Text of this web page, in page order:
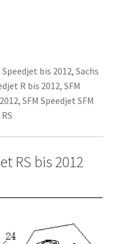
bis 2012, Sachs
R bis 2012, SFM
SFM Speedjet SFM
RS bis 2012